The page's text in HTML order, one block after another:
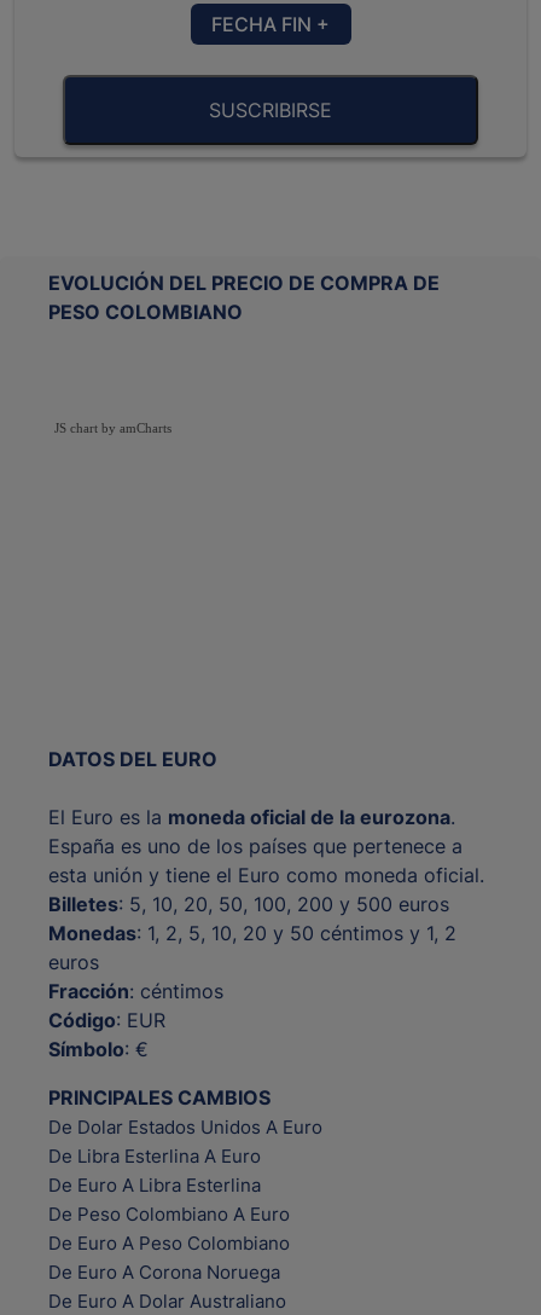
FECHA FIN +
SUSCRIBIRSE
EVOLUCIÓN DEL PRECIO DE COMPRA DE
PESO COLOMBIANO
JS chart by amCharts
DATOS DEL EURO
El Euro es la moneda oficial de la eurozona.
España es uno de los países que pertenece a
esta unión y tiene el Euro como moneda oficial.
Billetes: 5, 10, 20, 50, 100, 200 y 500 euros
Monedas: 1, 2, 5, 10, 20 y 50 céntimos y 1, 2
euros
Fracción: céntimos
Código: EUR
Símbolo: €
PRINCIPALES CAMBIOS
De Dolar Estados Unidos A Euro
De Libra Esterlina A Euro
De Euro A Libra Esterlina
De Peso Colombiano A Euro
De Euro A Peso Colombiano
De Euro A Corona Noruega
De Euro A Dolar Australiano